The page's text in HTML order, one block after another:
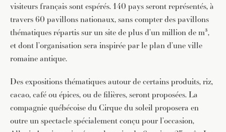
visiteurs français sont espérés. 140 pays seront représentés, à
travers 60 pavillons nationaux, sans compter des pavillons
thématiques répartis sur un site de plus d’un million de m³,
et dont l’organisation sera inspirée par le plan d’une ville
romaine antique.
Des expositions thématiques autour de certains produits, riz,
cacao, café ou épices, ou de filières, seront proposées. La
compagnie québécoise du Cirque du soleil proposera en
outre un spectacle spécialement conçu pour l’occasion,